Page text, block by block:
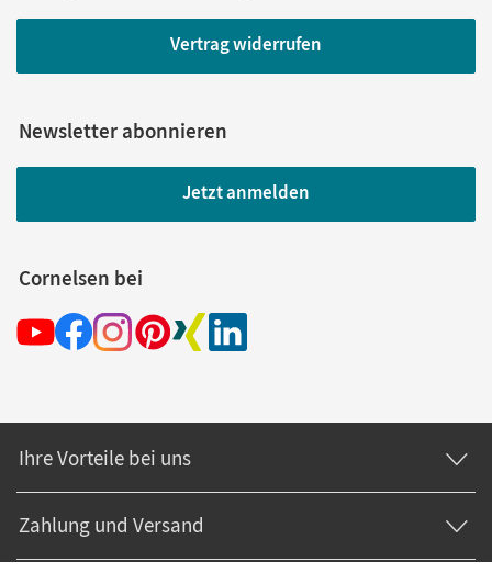
Vertrag widerrufen
Newsletter abonnieren
Jetzt anmelden
Cornelsen bei
Ihre Vorteile bei uns
Zahlung und Versand